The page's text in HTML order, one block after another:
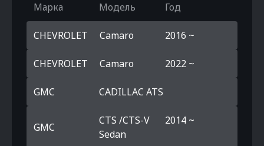
Марка Модель Год
CHEVROLET Camaro 2016 ~
CHEVROLET Camaro 2022 ~
GMC CADILLAC ATS
GMC
CTS /CTS-V
Sedan
2014 ~